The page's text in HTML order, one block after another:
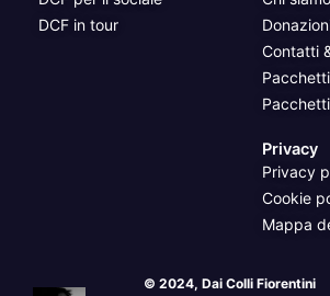
DCF in tour
Contatti
Privacy
Privacy
Cookie
Mappa
© 2024, Dai Colli Fiorentini